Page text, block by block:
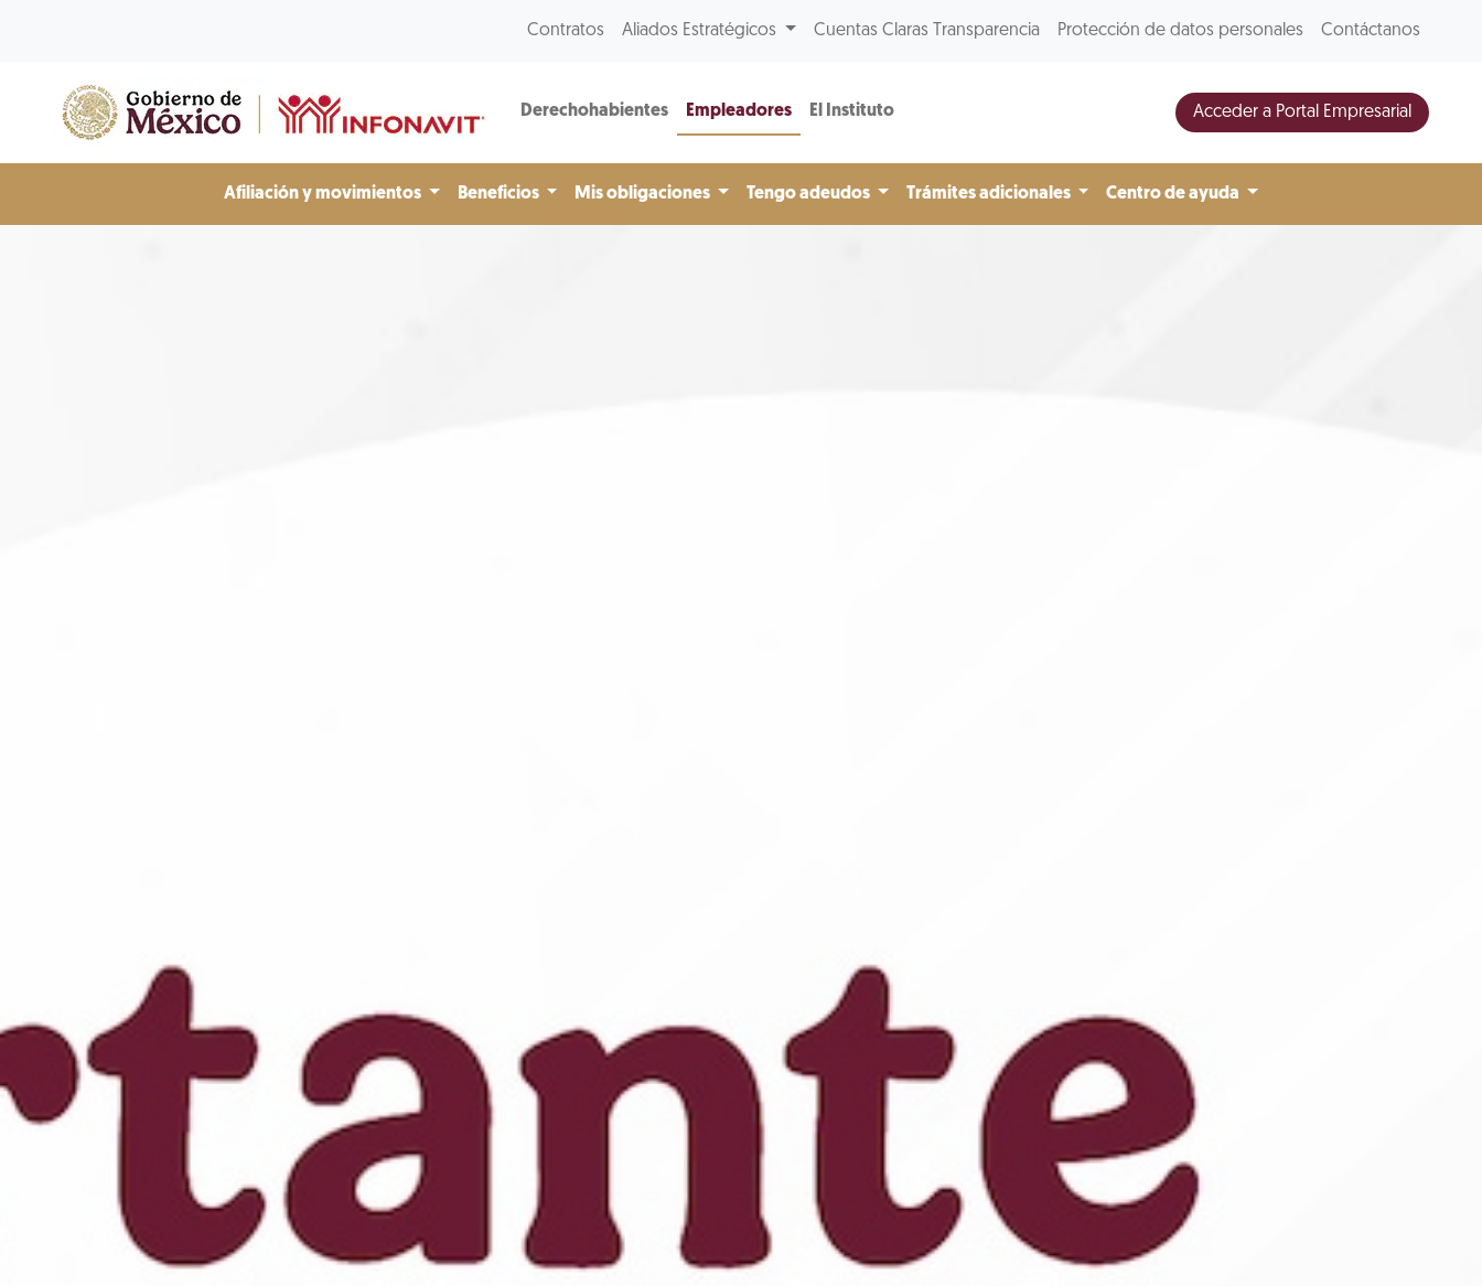
Contratos Aliados Estratégicos Cuentas Claras Transparencia Protección de datos personales Contáctanos
Derechohabientes Empleadores El Instituto Acceder a Portal Empresarial
Afiliación y movimientos Beneficios Mis obligaciones Tengo adeudos Trámites adicionales Centro de ayuda